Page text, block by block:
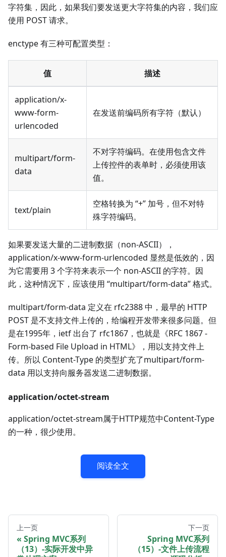
字符集，因此，如果我们要发送更大字符集的内容，我们应
使用 POST 请求。
enctype 有三种可配置类型：
值 描述
application/x-
www-form-
urlencoded
在发送前编码所有字符（默认）
multipart/form-
data
不对字符编码。在使用包含文件
上传控件的表单时，必须使用该
值。
text/plain
空格转换为 “+” 加号，但不对特
殊字符编码。
如果要发送大量的二进制数据（non-ASCII），
application/x-www-form-urlencoded 显然是低效的，因
为它需要用 3 个字符来表示一个 non-ASCII 的字符。因
此，这种情况下，应该使用 “multipart/form-data” 格式。
multipart/form-data 定义在 rfc2388 中，最早的 HTTP
POST 是不支持文件上传的，给编程开发带来很多问题。但
是在1995年，ietf 出台了 rfc1867，也就是《RFC 1867 -
Form-based File Upload in HTML》，用以支持文件上
传。所以 Content-Type 的类型扩充了multipart/form-
data 用以支持向服务器发送二进制数据。
application/octet-stream
application/octet-stream属于HTTP规范中Content-Type
的一种，很少使用。
阅读全文
上一页
Spring MVC系列
（13）-实际开发中异
下一页
Spring MVC系列
（15）-文件上传流程